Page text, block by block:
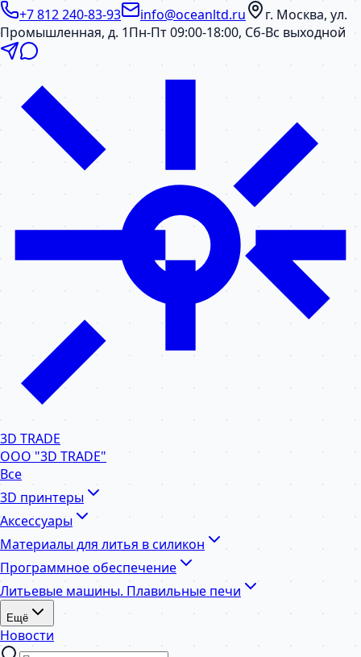
+7 812 240-83-93 info@oceanltd.ru
г. Москва, ул.
Промышленная, д. 1Пн-Пт 09:00-18:00, Сб-Вс выходной
3D TRADE
ООО "3D TRADE"
Все
3D принтеры
Аксессуары
Материалы для литья в силикон
Программное обеспечение
Литьевые машины. Плавильные печи
Ещё
Новости